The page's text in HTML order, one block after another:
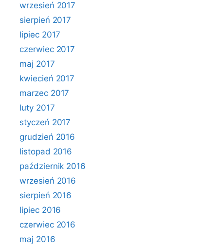
wrzesień 2017
sierpień 2017
lipiec 2017
czerwiec 2017
maj 2017
kwiecień 2017
marzec 2017
luty 2017
styczeń 2017
grudzień 2016
listopad 2016
październik 2016
wrzesień 2016
sierpień 2016
lipiec 2016
czerwiec 2016
maj 2016